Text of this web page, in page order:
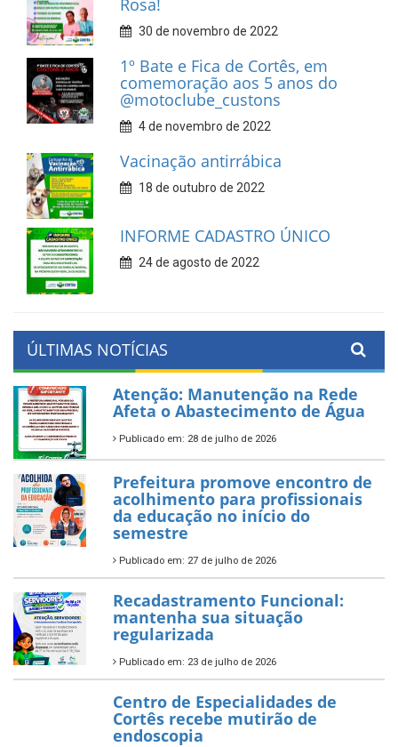
30 de novembro de 2022
1º Bate e Fica de Cortês, em
comemoração aos 5 anos do
@motoclube_custons
4 de novembro de 2022
Vacinação antirrábica
18 de outubro de 2022
INFORME CADASTRO ÚNICO
24 de agosto de 2022
ÚLTIMAS NOTÍCIAS
Atenção: Manutenção na Rede
Afeta o Abastecimento de Água
Publicado em: 28 de julho de 2026
Prefeitura promove encontro de
acolhimento para profissionais
da educação no início do
semestre
Publicado em: 27 de julho de 2026
Recadastramento Funcional:
mantenha sua situação
regularizada
Publicado em: 23 de julho de 2026
Centro de Especialidades de
Cortês recebe mutirão de
endoscopia